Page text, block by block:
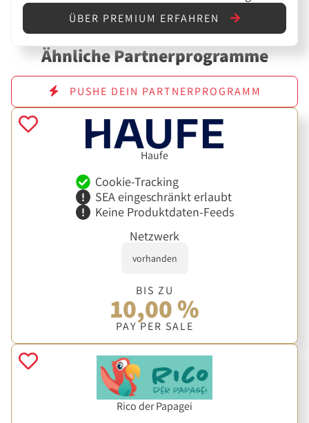
ÜBER PREMIUM ERFAHREN
Ähnliche Partnerprogramme
PUSHE DEIN PARTNERPROGRAMM
Haufe
Cookie-Tracking
SEA eingeschränkt erlaubt
Keine Produktdaten-Feeds
Netzwerk
vorhanden
BIS ZU
10,00 %
PAY PER SALE
Rico der Papagei